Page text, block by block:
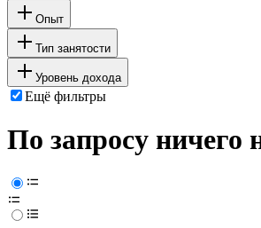
Опыт
Тип занятости
Уровень дохода
Ещё фильтры
По запросу ничего